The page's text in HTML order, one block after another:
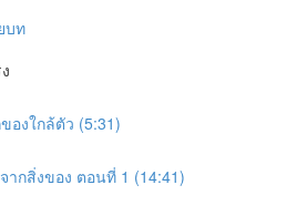
บท
องใกล้ตัว (5:31)
ากสิ่งของ ตอนที่ 1 (14:41)